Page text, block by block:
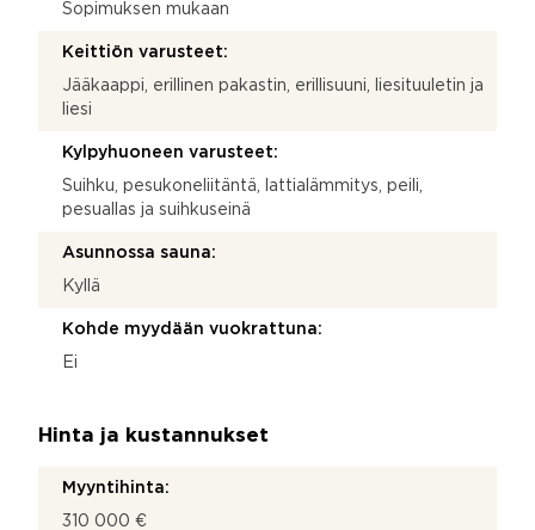
Sopimuksen mukaan
Keittiön varusteet:
Jääkaappi, erillinen pakastin, erillisuuni, liesituuletin ja
liesi
Kylpyhuoneen varusteet:
Suihku, pesukoneliitäntä, lattialämmitys, peili,
pesuallas ja suihkuseinä
Asunnossa sauna:
Kyllä
Kohde myydään vuokrattuna:
Ei
Hinta ja kustannukset
Myyntihinta:
310 000 €